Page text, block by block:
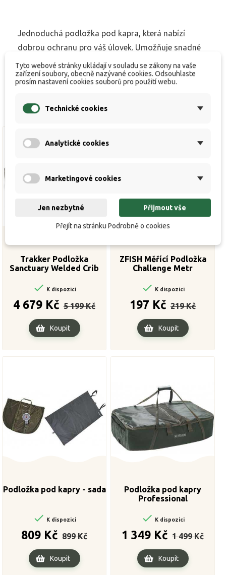
Jednoduchá podložka pod kapra, která nabízí
dobrou ochranu pro váš úlovek. Umožňuje snadné
čištění a sbalení pro snadný transport.
Trakker Podložka
Sanctuary Welded Crib
 K dispozici
4 679 Kč
cena
5 199 Kč
Koupit
ZFISH Měřící Podložka
Challenge Metr
 K dispozici
197 Kč
cena
219 Kč
Koupit
Podložka pod kapry - sada
 K dispozici
809 Kč
cena
899 Kč
Koupit
Podložka pod kapry
Professional
 K dispozici
1 349 Kč
cena
1 499 Kč
Koupit
Tyto webové stránky ukládají v souladu se zákony na vaše
zařízení soubory, obecně nazývané cookies. Odsouhlaste
prosím nastavení cookies souborů pro použití webu.
Technické cookies
Analytické cookies
Marketingové cookies
Jen nezbytné Přijmout vše
Přejít na stránku Podrobně o cookies